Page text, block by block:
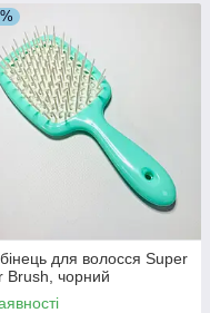
для волосся Super
Brush, чорний